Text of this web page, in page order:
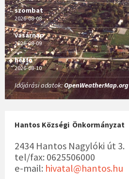
szombat
2026-08-08
vasárnap
2026-08-09
hétfő
2026-08-10
Időjárási adatok:OpenWeatherMap.org
Hantos Községi Önkormányzat
2434 Hantos Nagylóki út 3.
tel/fax: 0625506000
e-mail: hivatal@hantos.hu